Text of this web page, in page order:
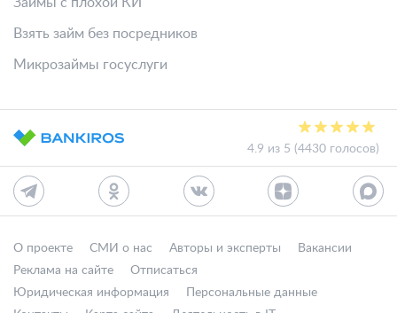
Взять займ без посредников
Микрозаймы госуслуги
4.9 из 5 (4430 голосов)
О проекте СМИ о нас Авторы и эксперты
Вакансии
Реклама на сайте
Отписаться
Юридическая информация
Персональные данные